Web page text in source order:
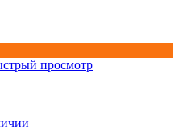
просмотр